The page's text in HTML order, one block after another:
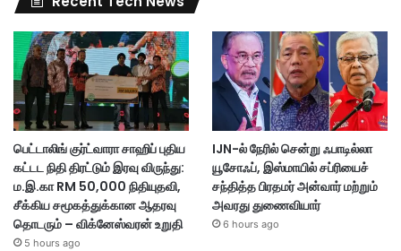
பெட்டாலிங் குர்ட்வாரா சாஹிப் புதிய
கட்டட நிதி திரட்டும் இரவு விருந்து:
ம.இ.கா RM 50,000 நிதியுதவி,
சீக்கிய சமூகத்துக்கான ஆதரவு
தொடரும் – விக்னேஸ்வரன் உறுதி
5 hours ago
IJN-ல் நேரில் சென்று ஃபாடில்லா
யூசோஃப், இஸ்மாயில் சப்ரியைச்
சந்தித்த பிரதமர் அன்வார் மற்றும்
அவரது துணைவியார்
6 hours ago